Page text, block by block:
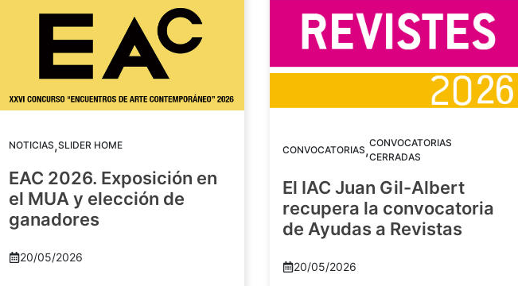
NOTICIAS,SLIDER HOME
EAC 2026. Exposición en
el MUA y elección de
ganadores
20/05/2026
CONVOCATORIAS,CONVOCATORIAS
CERRADAS
El IAC Juan Gil-Albert
recupera la convocatoria
de Ayudas a Revistas
20/05/2026